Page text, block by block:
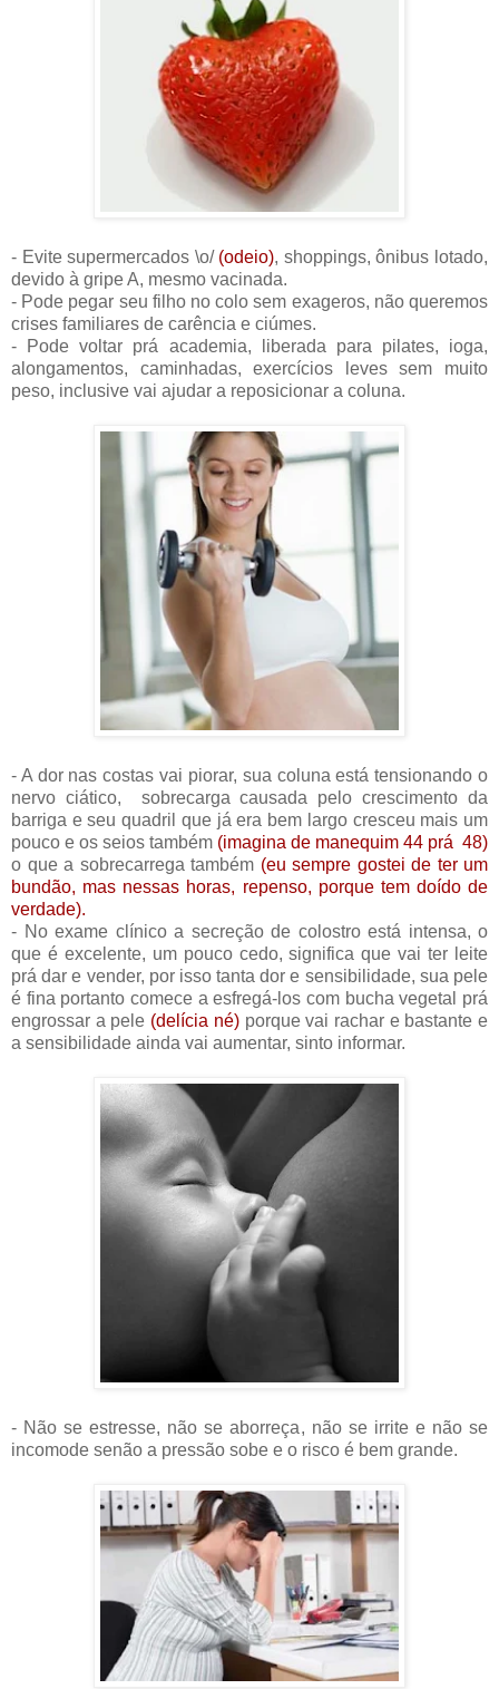
- Evite supermercados \o/ (odeio), shoppings, ônibus lotado,
devido à gripe A, mesmo vacinada.
- Pode pegar seu filho no colo sem exageros, não queremos
crises familiares de carência e ciúmes.
- Pode voltar prá academia, liberada para pilates, ioga,
alongamentos, caminhadas, exercícios leves sem muito
peso, inclusive vai ajudar a reposicionar a coluna.
- A dor nas costas vai piorar, sua coluna está tensionando o
nervo ciático, sobrecarga causada pelo crescimento da
barriga e seu quadril que já era bem largo cresceu mais um
pouco e os seios também (imagina de manequim 44 prá 48)
o que a sobrecarrega também (eu sempre gostei de ter um
bundão, mas nessas horas, repenso, porque tem doído de
verdade).
- No exame clínico a secreção de colostro está intensa, o
que é excelente, um pouco cedo, significa que vai ter leite
prá dar e vender, por isso tanta dor e sensibilidade, sua pele
é fina portanto comece a esfregá-los com bucha vegetal prá
engrossar a pele (delícia né)porque vai rachar e bastante e
a sensibilidade ainda vai aumentar, sinto informar.
- Não se estresse, não se aborreça, não se irrite e não se
incomode senão a pressão sobe e o risco é bem grande.